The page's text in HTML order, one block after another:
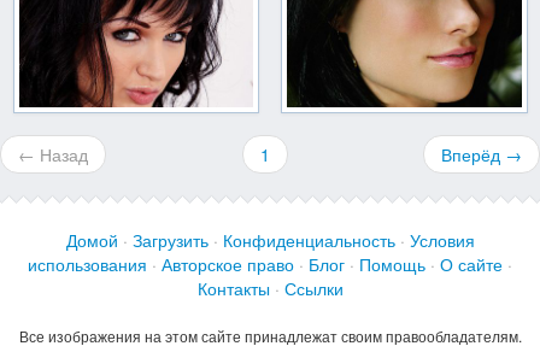
← Назад 1 Вперёд →
Домой · Загрузить · Конфиденциальность · Условия
использования · Авторское право · Блог · Помощь · О сайте ·
Контакты · Ссылки
Все изображения на этом сайте принадлежат своим правообладателям.